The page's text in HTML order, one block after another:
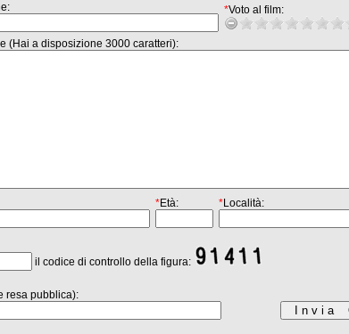
*Voto al film:
(Hai a disposizione 3000 caratteri):
*Età: *Località:
il codice di controllo della figura:
resa pubblica):